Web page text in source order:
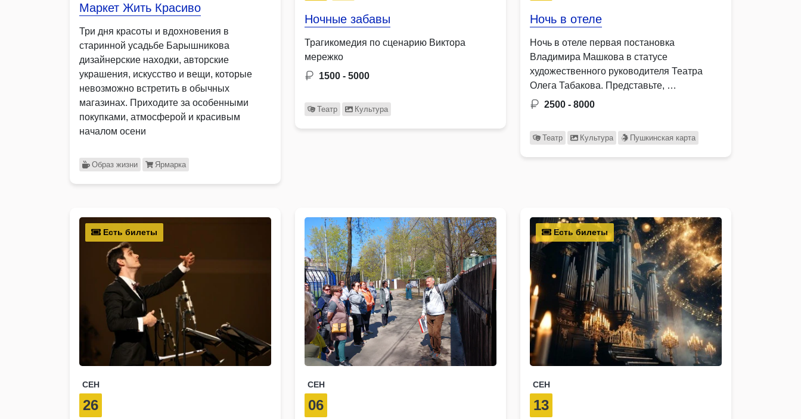
Маркет Жить Красиво
Три дня красоты и вдохновения в
старинной усадьбе Барышникова
дизайнерские находки, авторские
украшения, искусство и вещи, которые
невозможно встретить в обычных
магазинах. Приходите за особенными
покупками, атмосферой и красивым
началом осени
Образ жизни Ярмарка
Ночные забавы
Трагикомедия по сценарию Виктора
мережко
1500 - 5000
Театр Культура
Ночь в отеле
Ночь в отеле первая постановка
Владимира Машкова в статусе
художественного руководителя Театра
Олега Табакова. Представьте, …
2500 - 8000
Театр Культура Пушкинская карта
Есть билеты
СЕН
26
СЕН
06
Есть билеты
СЕН
13